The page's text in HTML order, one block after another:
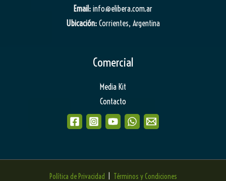
Email: info@elibera.com.ar
Ubicación: Corrientes, Argentina
Comercial
Media Kit
Contacto
Política de Privacidad Términos y Condiciones